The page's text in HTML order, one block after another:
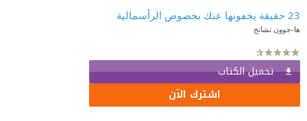
23 حقيقة يخفونها عنك بخصوص الرأسمالية
ها-جوون تشانج
تحميل الكتاب
اشترك الآن